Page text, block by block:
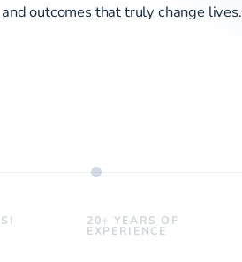
outcomes that truly change lives.
20+ YEARS OF
EXPERIENCE